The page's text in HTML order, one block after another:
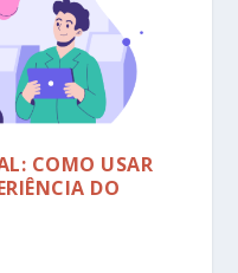
COMO USAR
DO